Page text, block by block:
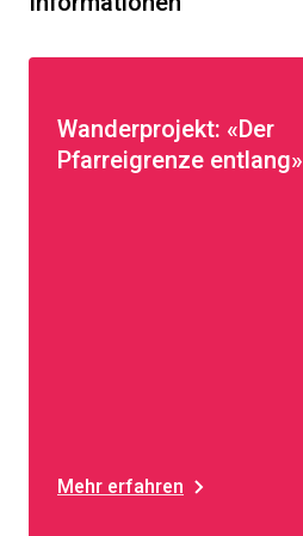
Wanderprojekt: «Der
Pfarreigrenze entlang»
Mehr erfahren